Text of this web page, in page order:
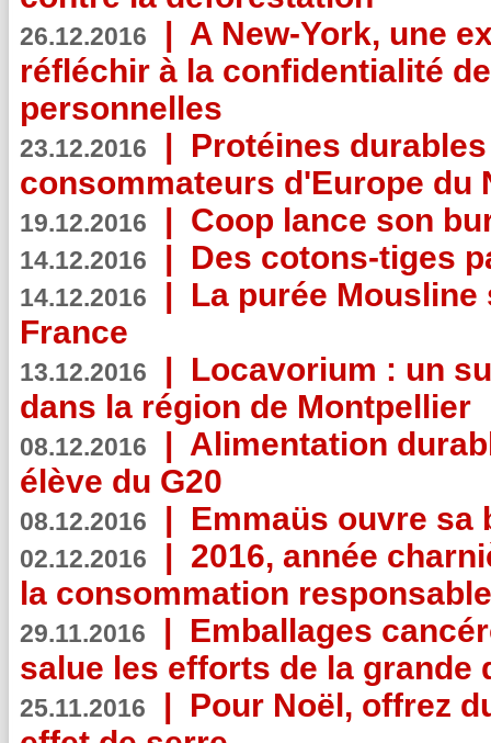
26.12.2016 | A New-York, une
réfléchir à la confidentialité
personnelles
23.12.2016 | Protéines
consommateurs d'Europe du
19.12.2016 | Coop lance son
14.12.2016 | Des cotons-tiges
14.12.2016 | La purée
France
13.12.2016 | Locavorium : un
dans la région de Montpellier
08.12.2016 | Alimentation
élève du G20
08.12.2016 | Emmaüs ouvre sa
02.12.2016 | 2016, année
la consommation
29.11.2016 | Emballages
salue les efforts de la grande
25.11.2016 | Pour Noël, offrez